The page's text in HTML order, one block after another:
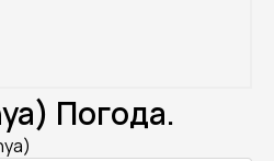
Погода.